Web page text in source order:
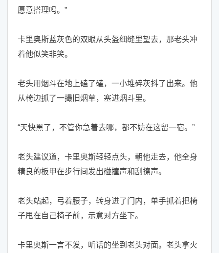
愿意搭理吗。”
卡里奥斯蓝灰色的双眼从头盔细缝里望去，那老头冲
着他似笑非笑。
老头用烟斗在地上磕了磕，一小堆碎灰抖了出来。他
从椅边抓了一撮旧烟草，塞进烟斗里。
“天快黑了，不管你急着去哪，都不妨在这留一宿。”
老头建议道，卡里奥斯轻轻点头，朝他走去，他全身
精良的板甲在步行间发出碰撞声和刮擦声。
老头站起，弓着腰子，转身进了门内，单手抓着把椅
子甩在自己椅子前，示意对方坐下。
卡里奥斯一言不发，听话的坐到老头对面。老头拿火